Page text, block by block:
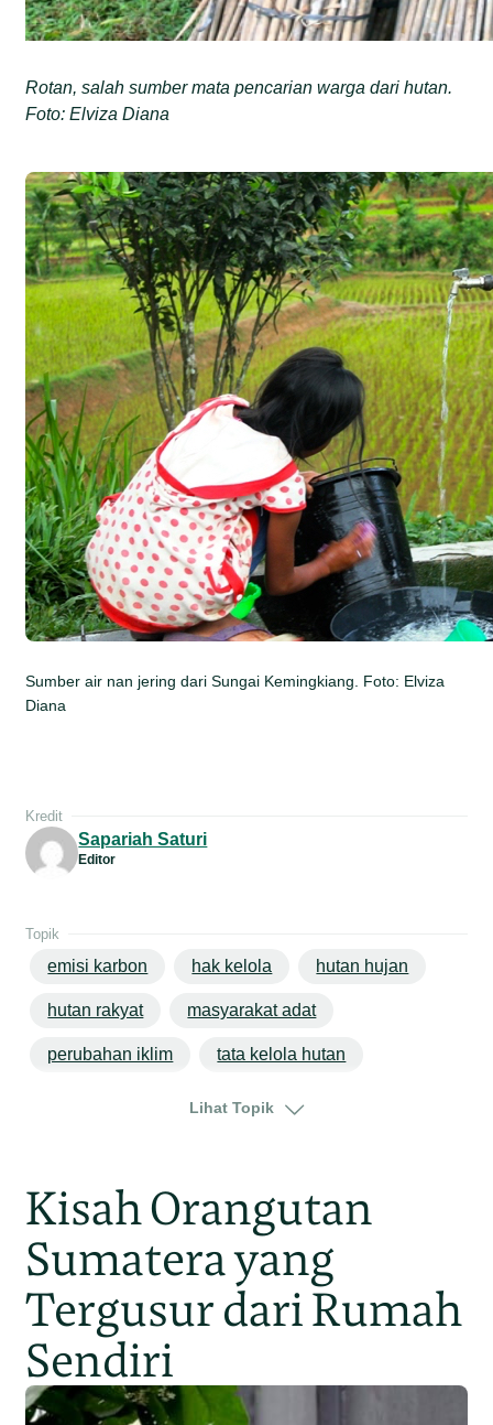
Rotan, salah sumber mata pencarian warga dari hutan.
Foto: Elviza Diana
Sumber air nan jering dari Sungai Kemingkiang. Foto: Elviza
Diana
Kredit
Sapariah Saturi
Editor
Topik
emisi karbon hak kelola hutan hujan
hutan rakyat masyarakat adat
perubahan iklim tata kelola hutan
sumatera barat
Lihat Topik
Kisah Orangutan
Sumatera yang
Tergusur dari Rumah
Sendiri